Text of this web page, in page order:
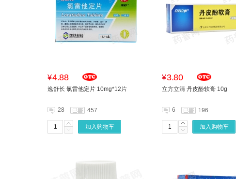
¥4.88
逸舒长 氯雷他定片 10mg*12片
28 457
加入购物车
¥3.80
立方立清 丹皮酚软膏 10g
6 196
加入购物车